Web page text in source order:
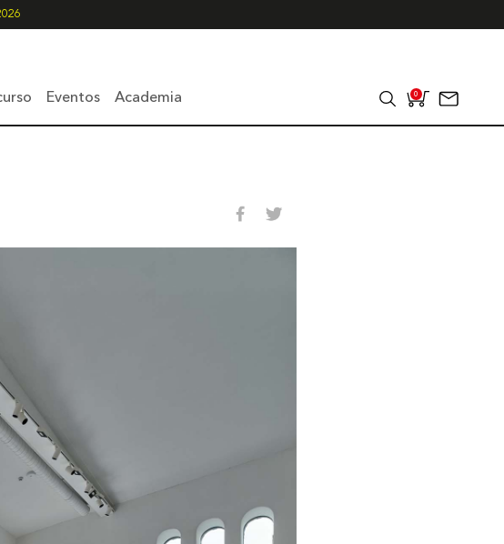
Eventos Academia 0